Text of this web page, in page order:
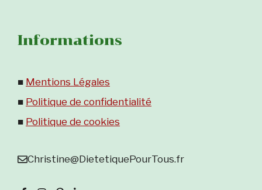
Informations
■ Mentions Légales
■ Politique de confidentialité
■ Politique de cookies
Christine@DietetiquePourTous.fr